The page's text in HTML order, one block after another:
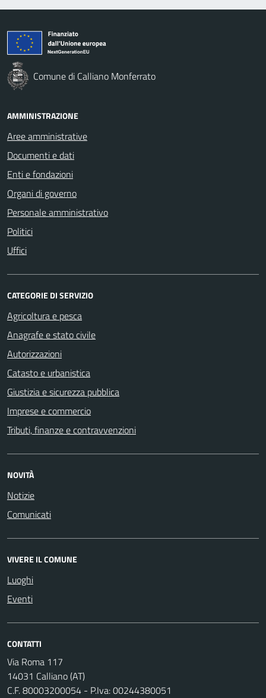
Comune di Calliano Monferrato
AMMINISTRAZIONE
Aree amministrative
Documenti e dati
Enti e fondazioni
Organi di governo
Personale amministrativo
Politici
Uffici
CATEGORIE DI SERVIZIO
Agricoltura e pesca
Anagrafe e stato civile
Autorizzazioni
Catasto e urbanistica
Giustizia e sicurezza pubblica
Imprese e commercio
Tributi, finanze e contravvenzioni
NOVITÀ
Notizie
Comunicati
VIVERE IL COMUNE
Luoghi
Eventi
CONTATTI
Via Roma 117
14031 Calliano (AT)
C.F. 80003200054 - P.Iva: 00244380051